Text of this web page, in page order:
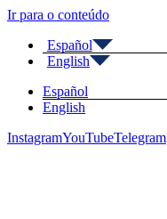
Ir para o conteúdo
Español
English
Español
English
InstagramYouTubeTelegram